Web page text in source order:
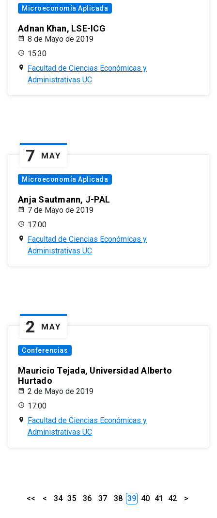
Microeconomía Aplicada
Adnan Khan, LSE-ICG
8 de Mayo de 2019
15:30
Facultad de Ciencias Económicas y
Administrativas UC
7 MAY
Microeconomía Aplicada
Anja Sautmann, J-PAL
7 de Mayo de 2019
17:00
Facultad de Ciencias Económicas y
Administrativas UC
2 MAY
Conferencias
Mauricio Tejada, Universidad Alberto
Hurtado
2 de Mayo de 2019
17:00
Facultad de Ciencias Económicas y
Administrativas UC
<< < 34 35 36 37 38 39 40 41 42 >